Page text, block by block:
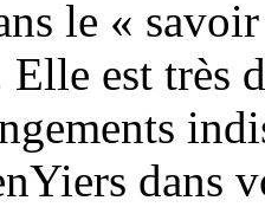
le «
est très
dans